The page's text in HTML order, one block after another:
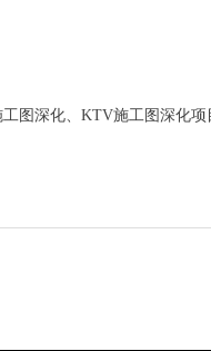
图深化、KTV施工图深化项